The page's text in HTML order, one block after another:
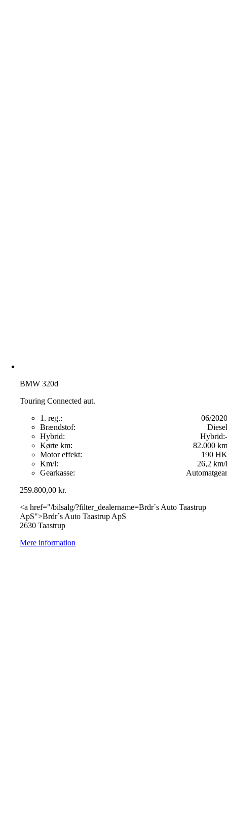
BMW 320d
Touring Connected aut.
1. reg.:
06/2020
Brændstof:
Diesel
Hybrid:
Hybrid:-
Kørte km:
82.000 km
Motor effekt:
190 HK
Km/l:
26,2 km/l
Gearkasse:
Automatgear
259.800,00kr.
<a href="/bilsalg/?filter_dealername=Brdr´s Auto Taastrup
ApS">Brdr´s Auto Taastrup ApS
2630 Taastrup
Mere information